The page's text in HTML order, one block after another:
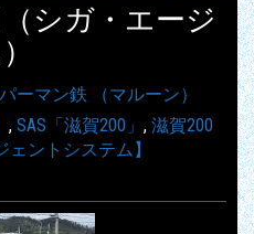
（シガ・エージ
ーマン鉄 （マルーン）
, SAS「滋賀200」 , 滋賀200
ェントシステム】